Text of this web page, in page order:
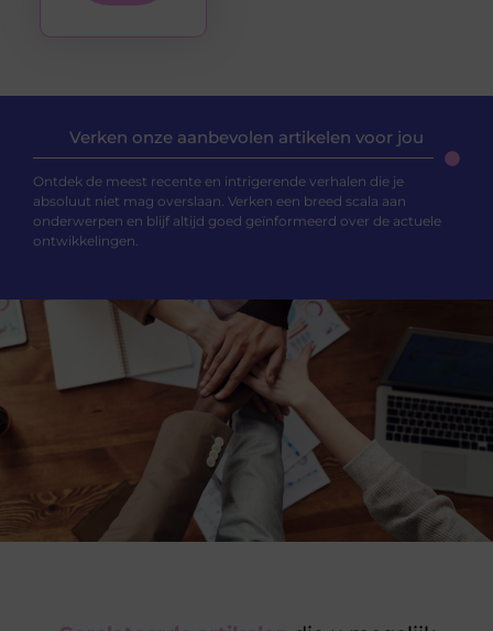
Verken onze aanbevolen artikelen voor jou
Ontdek de meest recente en intrigerende verhalen die je
absoluut niet mag overslaan. Verken een breed scala aan
onderwerpen en blijf altijd goed geïnformeerd over de actuele
ontwikkelingen.